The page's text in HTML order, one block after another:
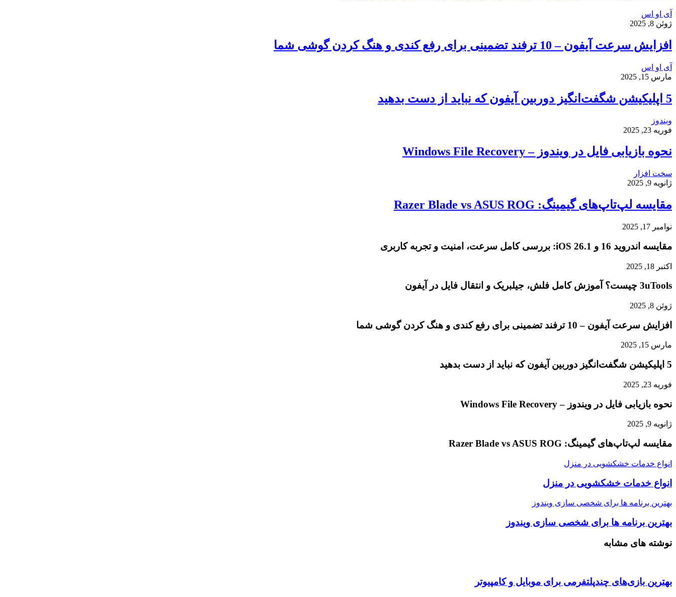
آی او اس
ژوئن 8, 2025
افزایش سرعت آیفون – 10 ترفند تضمینی برای رفع کندی و هنگ کردن گوشی شما
آی او اس
مارس 15, 2025
5 اپلیکیشن شگفت‌انگیز دوربین آیفون که نباید از دست بدهید
ویندوز
فوریه 23, 2025
نحوه بازیابی فایل در ویندوز – Windows File Recovery
سخت افزار
ژانویه 9, 2025
مقایسه لپ‌تاپ‌های گیمینگ: Razer Blade vs ASUS ROG
نوامبر 17, 2025
مقایسه اندروید 16 و iOS 26.1: بررسی کامل سرعت، امنیت و تجربه کاربری
اکتبر 18, 2025
3uTools چیست؟ آموزش کامل فلش، جیلبریک و انتقال فایل در آیفون
ژوئن 8, 2025
افزایش سرعت آیفون – 10 ترفند تضمینی برای رفع کندی و هنگ کردن گوشی شما
مارس 15, 2025
5 اپلیکیشن شگفت‌انگیز دوربین آیفون که نباید از دست بدهید
فوریه 23, 2025
نحوه بازیابی فایل در ویندوز – Windows File Recovery
ژانویه 9, 2025
مقایسه لپ‌تاپ‌های گیمینگ: Razer Blade vs ASUS ROG
انواع خدمات خشکشویی در منزل
انواع خدمات خشکشویی در منزل
بهترین برنامه ها برای شخصی سازی ویندوز
بهترین برنامه ها برای شخصی سازی ویندوز
نوشته های مشابه
بهترین بازی‌های چندپلتفرمی برای موبایل و کامپیوتر